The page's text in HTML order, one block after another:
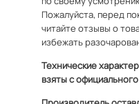
Пожалуйста, перед
читайте отзывы о
избежать
Технические
взяты с